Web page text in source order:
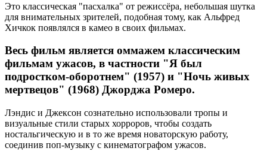
Это классическая "пасхалка" от режиссёра, небольшая шутка
для внимательных зрителей, подобная тому, как Альфред
Хичкок появлялся в камео в своих фильмах.
Весь фильм является оммажем классическим
фильмам ужасов, в частности "Я был
подростком-оборотнем" (1957) и "Ночь живых
мертвецов" (1968) Джорджа Ромеро.
Лэндис и Джексон сознательно использовали тропы и
визуальные стили старых хорроров, чтобы создать
ностальгическую и в то же время новаторскую работу,
соединив поп-музыку с кинематографом ужасов.